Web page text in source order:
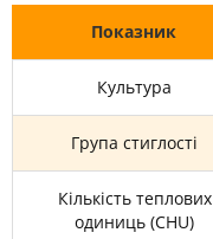
Показник
Культура
Група стиглості
Кількість теплових
одиниць (CHU)